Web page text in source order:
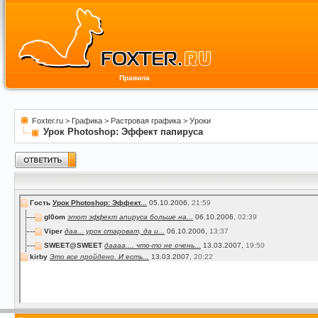
Правила
Foxter.ru > Графика > Растровая графика > Уроки
Урок Photoshop: Эффект папируса
Гость Урок Photoshop: Эффект... 05.10.2006, 21:59
gl0om этот эффект апируса больше на... 06.10.2006, 02:39
Viper даа... урок староват, да и... 06.10.2006, 13:37
SWEET@SWEET даааа.... что-то не очень... 13.03.2007, 19:50
kirby Это все пройдено. И есть... 13.03.2007, 20:22